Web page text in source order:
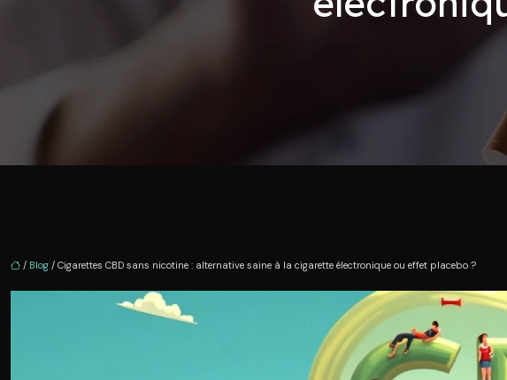
/ Blog / Cigarettes CBD sans nicotine : alternative saine à la cigarette électronique ou effet placebo ?